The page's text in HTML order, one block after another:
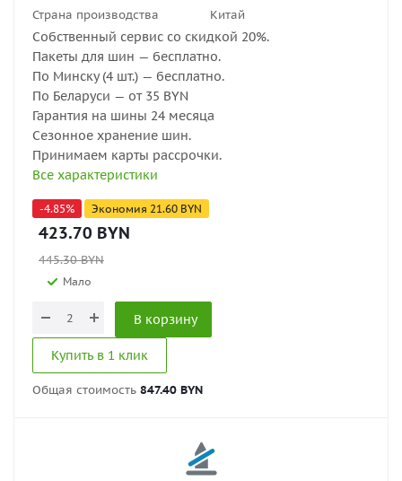
Страна производства
Китай
Собственный сервис со скидкой 20%.
Пакеты для шин — бесплатно.
По Минску (4 шт.) — бесплатно.
По Беларуси — от 35 BYN
Гарантия на шины 24 месяца
Сезонное хранение шин.
Принимаем карты рассрочки.
Все характеристики
-4.85% Экономия 21.60 BYN
423.70 BYN
445.30BYN
Мало
В корзину
Купить в 1 клик
Общая стоимость 847.40 BYN